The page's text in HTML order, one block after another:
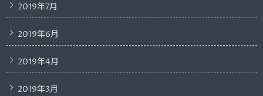
2019年7月
2019年6月
2019年4月
2019年3月